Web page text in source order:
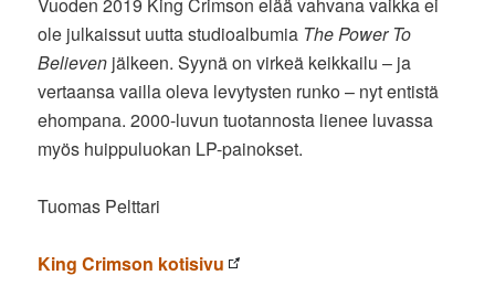
Vuoden 2019 King Crimson elää vahvana vaikka ei
ole julkaissut uutta studioalbumia The Power To
Believen jälkeen. Syynä on virkeä keikkailu – ja
vertaansa vailla oleva levytysten runko – nyt entistä
ehompana. 2000-luvun tuotannosta lienee luvassa
myös huippuluokan LP-painokset.
Tuomas Pelttari
King Crimson kotisivu